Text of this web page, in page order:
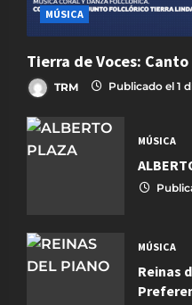
MÚSICA
Tierra de Voces:
TRM Publicado el 1
MÚSICA
MÚSICA
Reinas